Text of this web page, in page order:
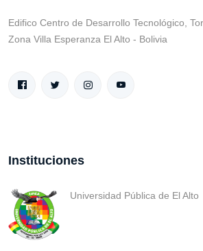
Edifico Centro de Desarrollo Tecnológico,
Zona Villa Esperanza El Alto - Bolivia
Instituciones
Universidad Pública de El Alto